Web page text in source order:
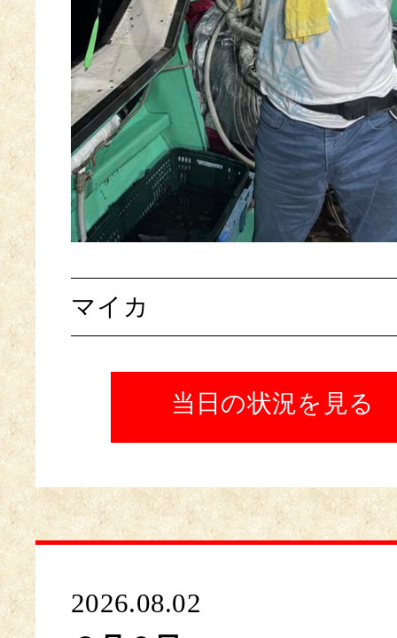
マイカ
当日の状況を見る
2026.08.02